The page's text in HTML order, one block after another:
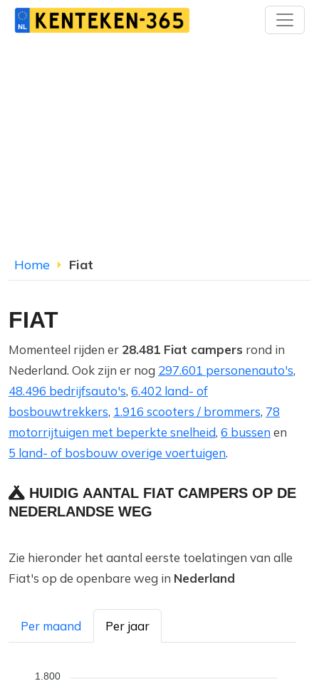
Home Fiat
FIAT
Momenteel rijden er 28.481 Fiat campers rond in
Nederland. Ook zijn er nog 297.601 personenauto's,
48.496 bedrijfsauto's, 6.402 land- of
bosbouwtrekkers, 1.916 scooters / brommers, 78
motorrijtuigen met beperkte snelheid, 6 bussen en
5 land- of bosbouw overige voertuigen.
HUIDIG AANTAL FIAT CAMPERS OP DE
NEDERLANDSE WEG
Zie hieronder het aantal eerste toelatingen van alle
Fiat's op de openbare weg in Nederland
Per maand Per jaar
1.800